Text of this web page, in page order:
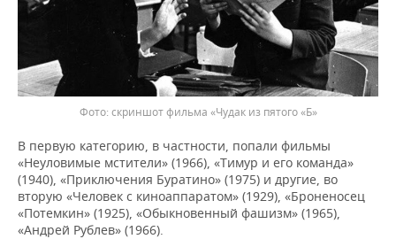
скриншот фильма «Чудак из пятого «Б»
В первую категорию, в частности, попали фильмы
«Неуловимые мстители» (1966), «Тимур и его команда»
(1940), «Приключения Буратино» (1975) и другие, во
вторую «Человек с киноаппаратом» (1929), «Броненосец
«Потемкин» (1925), «Обыкновенный фашизм» (1965),
«Андрей Рублев» (1966).